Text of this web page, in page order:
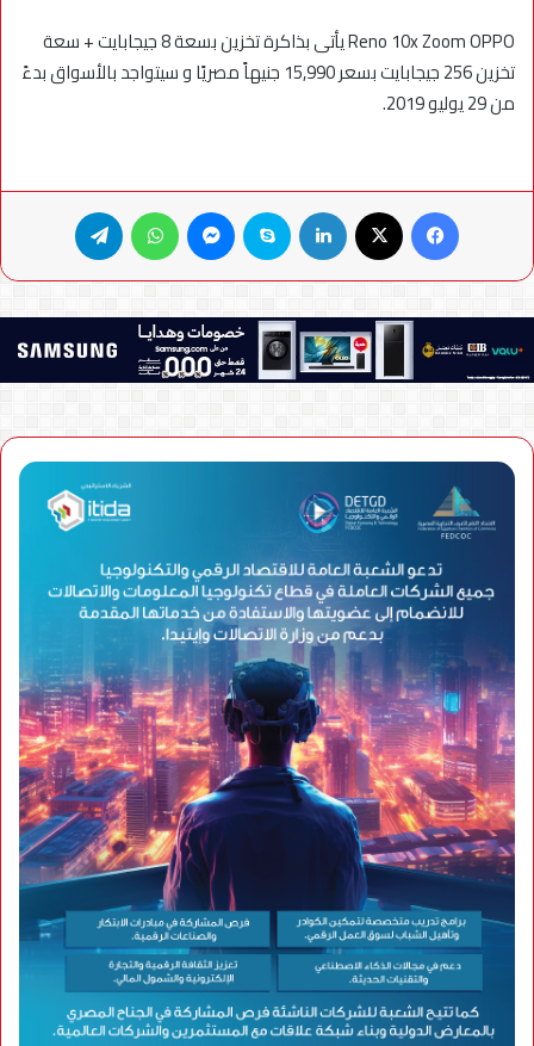
Reno 10x Zoom OPPO يأتى بذاكرة تخزين بسعة 8 جيجابايت + سعة
تخزين 256 جيجابايت بسعر 15,990 جنيهاً مصريًا و سيتواجد بالأسواق بدءً
من 29 يوليو 2019.
فيسبوك لينكدإن سكايب ماسنجر واتساب